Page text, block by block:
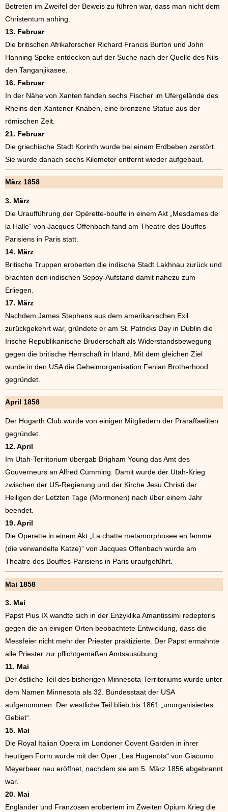
Betreten im Zweifel der Beweis zu führen war, dass man nicht dem
Christentum anhing.
13. Februar
Die britischen Afrikaforscher Richard Francis Burton und John
Hanning Speke entdecken auf der Suche nach der Quelle des Nils
den Tanganjikasee.
16. Februar
In der Nähe von Xanten fanden sechs Fischer im Ufergelände des
Rheins den Xantener Knaben, eine bronzene Statue aus der
römischen Zeit.
21. Februar
Die griechische Stadt Korinth wurde bei einem Erdbeben zerstört.
Sie wurde danach sechs Kilometer entfernt wieder aufgebaut.
März 1858
3. März
Die Uraufführung der Opérette-bouffe in einem Akt „Mesdames de
la Halle“ von Jacques Offenbach fand am Theatre des Bouffes-
Parisiens in Paris statt.
14. März
Britische Truppen eroberten die indische Stadt Lakhnau zurück und
brachten den indischen Sepoy-Aufstand damit nahezu zum
Erliegen.
17. März
Nachdem James Stephens aus dem amerikanischen Exil
zurückgekehrt war, gründete er am St. Patricks Day in Dublin die
Irische Republikanische Bruderschaft als Widerstandsbewegung
gegen die britische Herrschaft in Irland. Mit dem gleichen Ziel
wurde in den USA die Geheimorganisation Fenian Brotherhood
gegründet.
April 1858
Der Hogarth Club wurde von einigen Mitgliedern der Präraffaeliten
gegründet.
12. April
Im Utah-Territorium übergab Brigham Young das Amt des
Gouverneurs an Alfred Cumming. Damit wurde der Utah-Krieg
zwischen der US-Regierung und der Kirche Jesu Christi der
Heiligen der Letzten Tage (Mormonen) nach über einem Jahr
beendet.
19. April
Die Operette in einem Akt „La chatte metamorphosee en femme
(die verwandelte Katze)“ von Jacques Offenbach wurde am
Theatre des Bouffes-Parisiens in Paris uraufgeführt.
Mai 1858
3. Mai
Papst Pius IX wandte sich in der Enzyklika Amantissimi redeptoris
gegen die an einigen Orten beobachtete Entwicklung, dass die
Messfeier nicht mehr der Priester praktizierte. Der Papst ermahnte
alle Priester zur pflichtgemäßen Amtsausübung.
11. Mai
Der östliche Teil des bisherigen Minnesota-Territoriums wurde unter
dem Namen Minnesota als 32. Bundesstaat der USA
aufgenommen. Der westliche Teil blieb bis 1861 „unorganisiertes
Gebiet“.
15. Mai
Die Royal Italian Opera im Londoner Covent Garden in ihrer
heutigen Form wurde mit der Oper „Les Hugenots“ von Giacomo
Meyerbeer neu eröffnet, nachdem sie am 5. März 1856 abgebrannt
war.
20. Mai
Engländer und Franzosen erobertem im Zweiten Opium Krieg die